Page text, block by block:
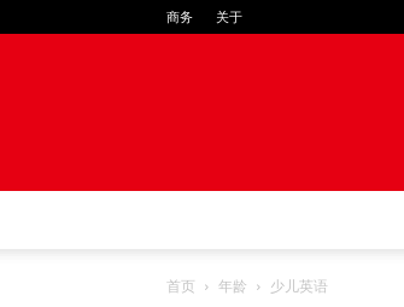
商务 关于
首页 年龄 少儿英语